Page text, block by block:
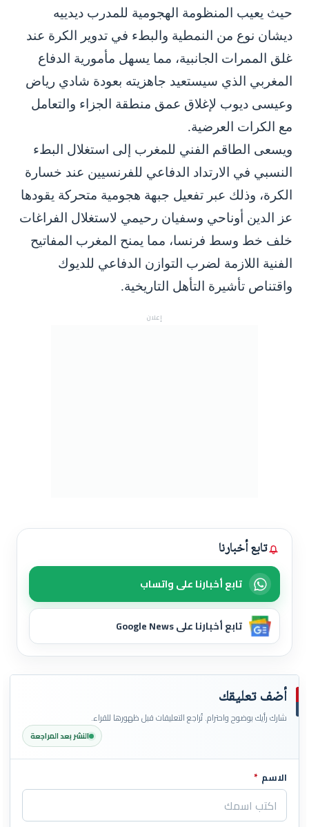
حيث يعيب المنظومة الهجومية للمدرب ديدييه
ديشان نوع من النمطية والبطء في تدوير الكرة عند
غلق الممرات الجانبية، مما يسهل مأمورية الدفاع
المغربي الذي سيستعيد جاهزيته بعودة شادي رياض
وعيسى ديوب لإغلاق عمق منطقة الجزاء والتعامل
مع الكرات العرضية.
ويسعى الطاقم الفني للمغرب إلى استغلال البطء
النسبي في الارتداد الدفاعي للفرنسيين عند خسارة
الكرة، وذلك عبر تفعيل جبهة هجومية متحركة يقودها
عز الدين أوناحي وسفيان رحيمي لاستغلال الفراغات
خلف خط وسط فرنسا، مما يمنح المغرب المفاتيح
الفنية اللازمة لضرب التوازن الدفاعي للديوك
واقتناص تأشيرة التأهل التاريخية.
إعلان
تابع أخبارنا
تابع أخبارنا على واتساب
تابع أخبارنا على Google News
أضف تعليقك
شارك رأيك بوضوح واحترام. تُراجع التعليقات قبل ظهورها للقراء.
النشر بعد المراجعة
اترك هذا الحقل فارغاً
الاسم *